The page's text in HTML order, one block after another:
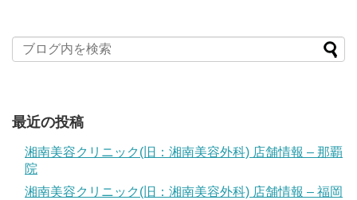
最近の投稿
湘南美容クリニック(旧：湘南美容外科) 店舗情報 – 那覇
院
湘南美容クリニック(旧：湘南美容外科) 店舗情報 – 福岡